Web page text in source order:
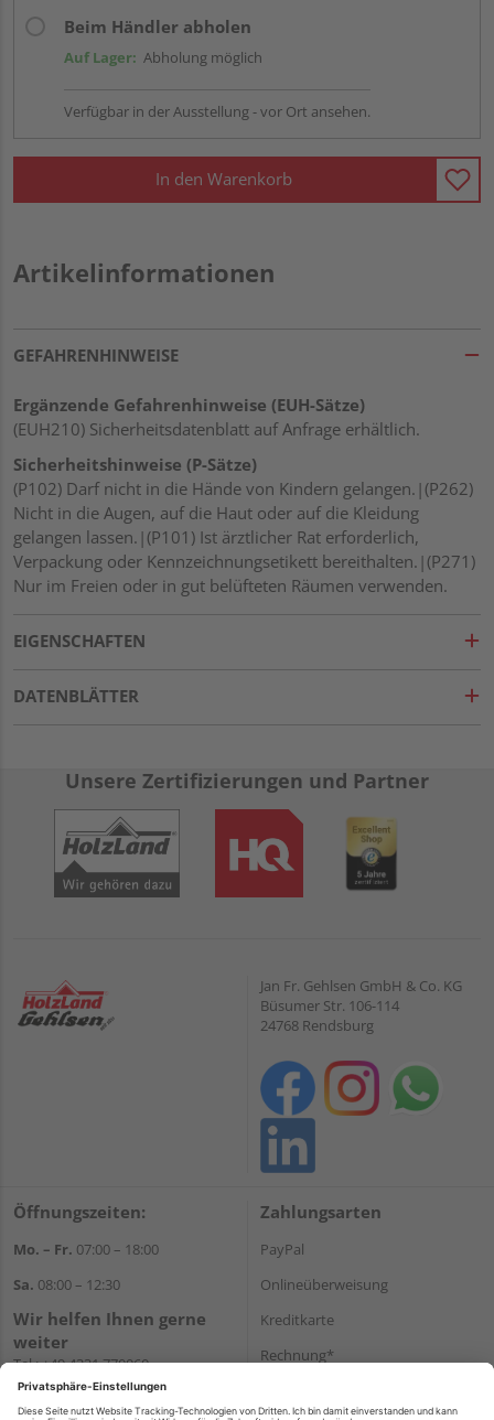
Beim Händler abholen
Auf Lager: Abholung möglich
Verfügbar in der Ausstellung - vor Ort ansehen.
In den Warenkorb
Artikelinformationen
GEFAHRENHINWEISE
Ergänzende Gefahrenhinweise (EUH-Sätze)
(EUH210) Sicherheitsdatenblatt auf Anfrage erhältlich.
Sicherheitshinweise (P-Sätze)
(P102) Darf nicht in die Hände von Kindern gelangen.|(P262)
Nicht in die Augen, auf die Haut oder auf die Kleidung
gelangen lassen.|(P101) Ist ärztlicher Rat erforderlich,
Verpackung oder Kennzeichnungsetikett bereithalten.|(P271)
Nur im Freien oder in gut belüfteten Räumen verwenden.
EIGENSCHAFTEN
DATENBLÄTTER
Unsere Zertifizierungen und Partner
Jan Fr. Gehlsen GmbH & Co. KG
Büsumer Str. 106-114
24768 Rendsburg
Öffnungszeiten:
Mo. – Fr. 07:00 – 18:00
Sa. 08:00 – 12:30
Wir helfen Ihnen gerne
weiter
Tel.:+49 4331 770060
E-Mail:onlineshop@gehlsen.de
Zahlungsarten
PayPal
Onlineüberweisung
Kreditkarte
Rechnung*